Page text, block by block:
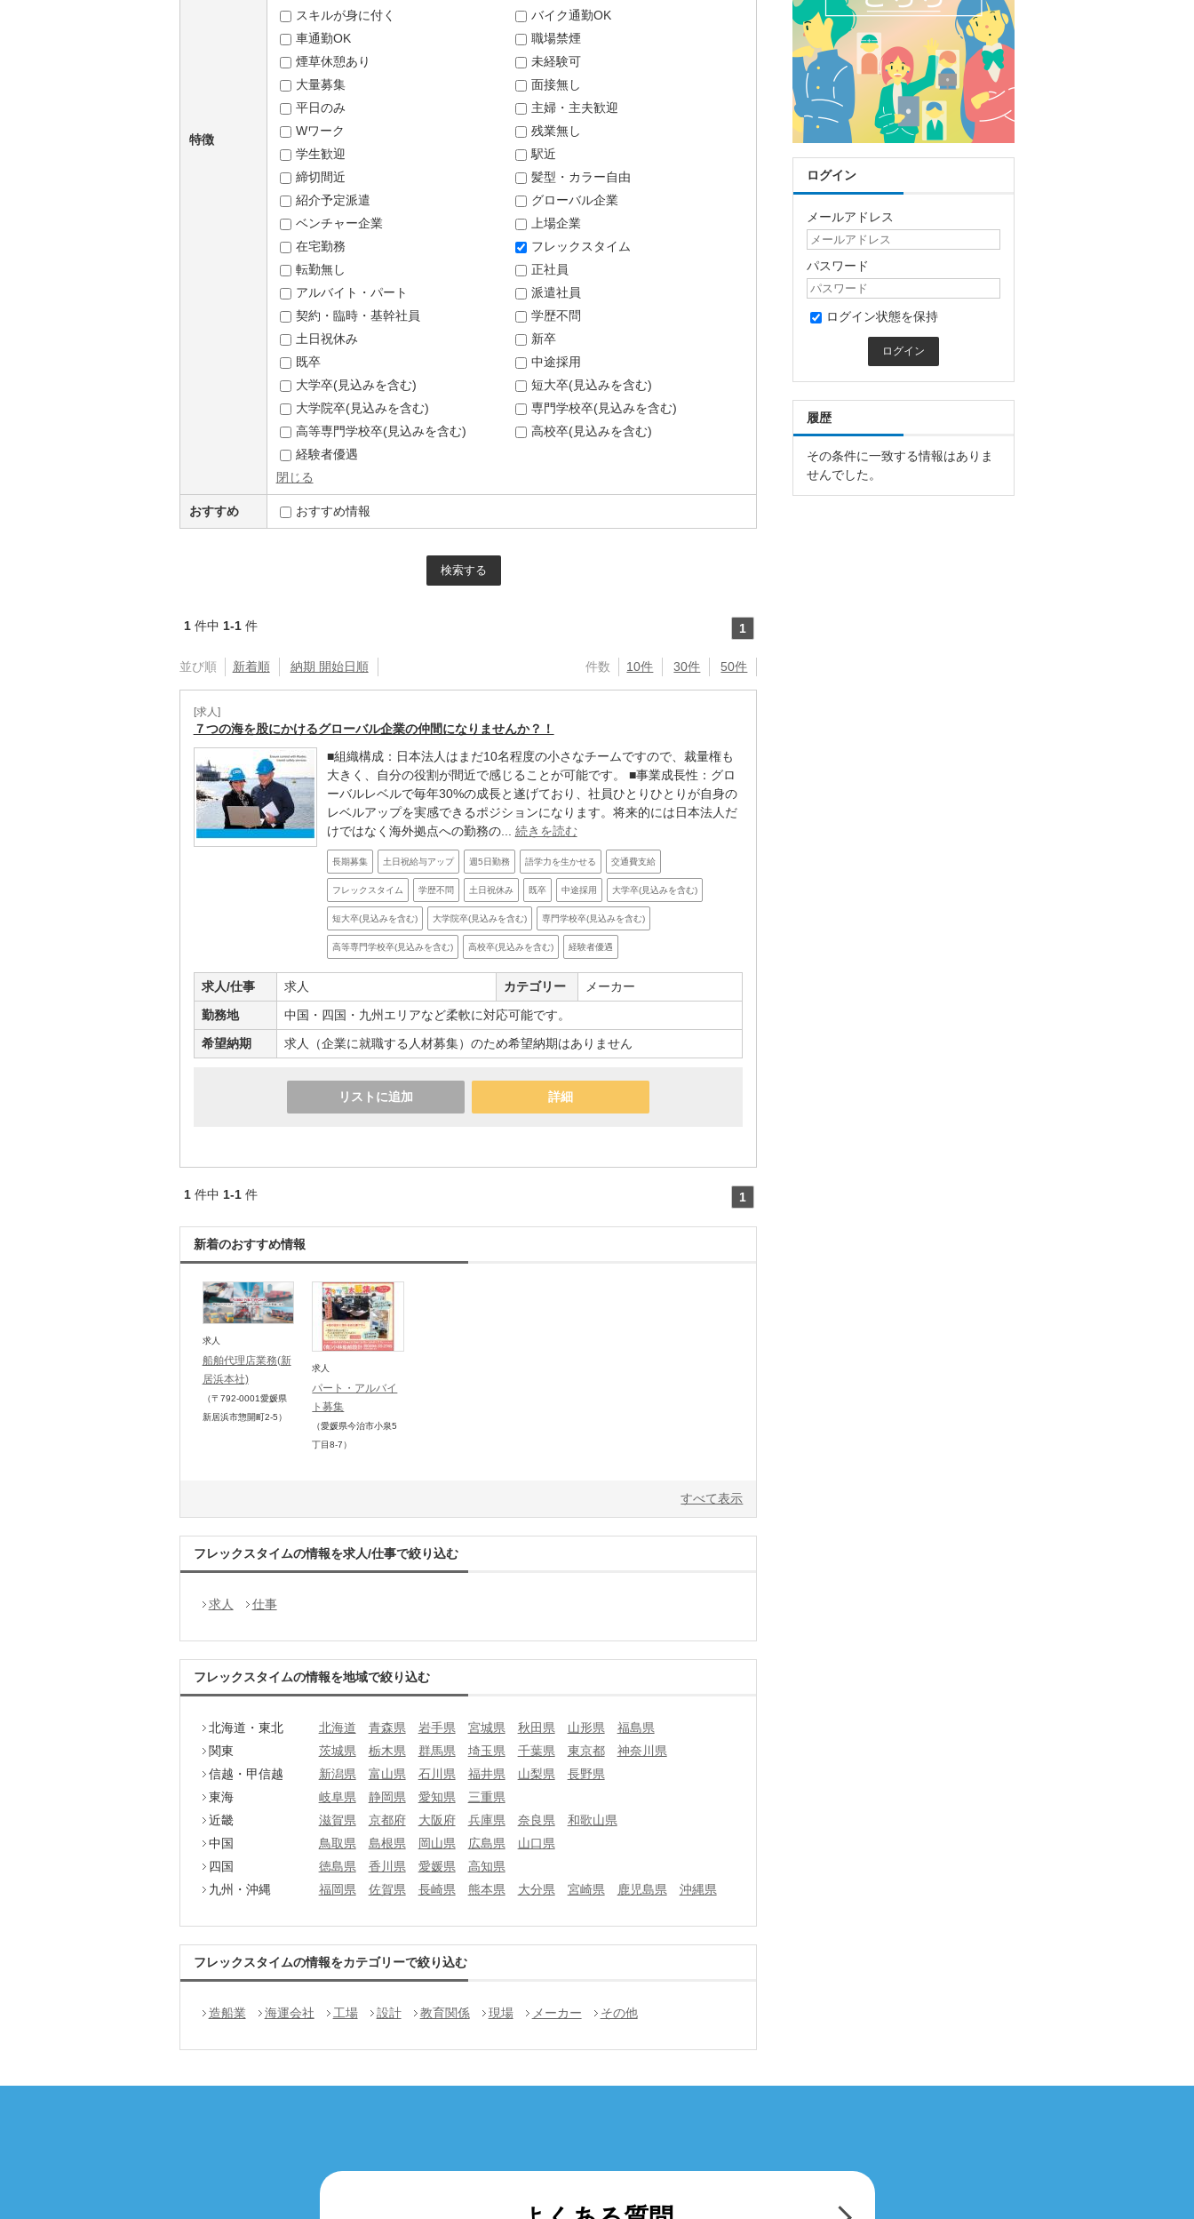
特徴
スキルが身に付く
バイク通勤OK
車通勤OK
職場禁煙
煙草休憩あり
未経験可
大量募集
面接無し
平日のみ
主婦・主夫歓迎
Wワーク
残業無し
学生歓迎
駅近
締切間近
髪型・カラー自由
紹介予定派遣
グローバル企業
ベンチャー企業
上場企業
在宅勤務
フレックスタイム
転勤無し
正社員
アルバイト・パート
派遣社員
契約・臨時・基幹社員
学歴不問
土日祝休み
新卒
既卒
中途採用
大学卒(見込みを含む)
短大卒(見込みを含む)
大学院卒(見込みを含む)
専門学校卒(見込みを含む)
高等専門学校卒(見込みを含む)
高校卒(見込みを含む)
経験者優遇
閉じる
おすすめ おすすめ情報
1件中 1-1件 1
並び順 新着順 納期 開始日順 件数 10件 30件 50件
[求人]
７つの海を股にかけるグローバル企業の仲間になりませんか？！
■組織構成：日本法人はまだ10名程度の小さなチームですので、裁量権も
大きく、自分の役割が間近で感じることが可能です。 ■事業成長性：グロ
ーバルレベルで毎年30%の成長と遂げており、社員ひとりひとりが自身の
レベルアップを実感できるポジションになります。将来的には日本法人だ
けではなく海外拠点への勤務の... 続きを読む
長期募集 土日祝給与アップ 週5日勤務 語学力を生かせる 交通費支給
フレックスタイム 学歴不問 土日祝休み 既卒 中途採用 大学卒(見込みを含む)
短大卒(見込みを含む) 大学院卒(見込みを含む) 専門学校卒(見込みを含む)
高等専門学校卒(見込みを含む) 高校卒(見込みを含む) 経験者優遇
求人/仕事 求人 カテゴリー
メーカー
勤務地
中国・四国・九州エリアなど柔軟に対応可能です。
希望納期
求人（企業に就職する人材募集）のため希望納期はありません
リストに追加 詳細
1件中 1-1件 1
新着のおすすめ情報
求人
船舶代理店業務(新
居浜本社)
（〒792-0001愛媛県
新居浜市惣開町2-5）
求人
パート・アルバイ
ト募集
（愛媛県今治市小泉5
丁目8-7）
すべて表示
フレックスタイムの情報を求人/仕事で絞り込む
求人 仕事
フレックスタイムの情報を地域で絞り込む
北海道・東北 北海道 青森県 岩手県 宮城県 秋田県 山形県
福島県
関東
茨城県 栃木県 群馬県 埼玉県 千葉県 東京都
神奈川県
信越・甲信越
新潟県 富山県 石川県 福井県 山梨県
長野県
東海
岐阜県 静岡県 愛知県
三重県
近畿
滋賀県 京都府 大阪府 兵庫県 奈良県
和歌山県
中国
鳥取県 島根県 岡山県 広島県
山口県
四国
徳島県 香川県 愛媛県
高知県
九州・沖縄
福岡県 佐賀県 長崎県 熊本県 大分県 宮崎県 鹿児島県 沖縄県
フレックスタイムの情報をカテゴリーで絞り込む
造船業 海運会社 工場 設計 教育関係 現場 メーカー その他
ログイン
メールアドレス
パスワード
ログイン状態を保持
履歴
その条件に一致する情報はありま
せんでした。